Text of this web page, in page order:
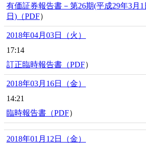
有価証券報告書－第26期(平成29年3月
日)（PDF）
2018年04月03日（火）
17:14
訂正臨時報告書（PDF）
2018年03月16日（金）
14:21
臨時報告書（PDF）
2018年01月12日（金）